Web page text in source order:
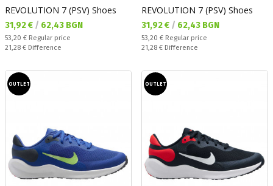
REVOLUTION 7 (PSV) Shoes
Текуща цена:
31,92 € / 62,43 BGN
Regular price:
53,20 € Regular price
Спестявате:
21,28 € Difference
REVOLUTION 7 (PSV) Shoes
Текуща цена:
31,92 € / 62,43 BGN
Regular price:
53,20 € Regular price
Спестявате:
21,28 € Difference
OUTLET OUTLET